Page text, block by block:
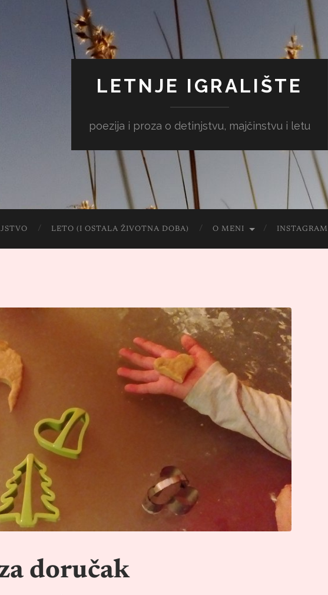
LETNJE IGRALIŠTE
poezija i proza o detinjstvu, majčinstvu i letu
LETO (I OSTALA ŽIVOTNA DOBA) O MENI INSTAGRAM
doručak